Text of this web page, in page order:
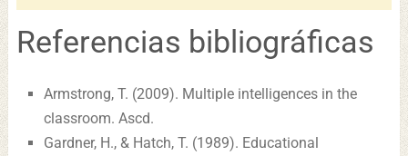
Referencias bibliográficas
Armstrong, T. (2009). Multiple intelligences in the
classroom. Ascd.
Gardner, H., & Hatch, T. (1989). Educational